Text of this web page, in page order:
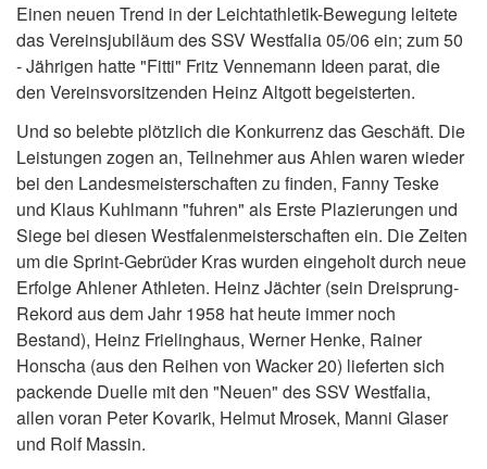
Einen neuen Trend in der Leichtathletik-Bewegung leitete
das Vereinsjubiläum des SSV Westfalia 05/06 ein; zum 50
- Jährigen hatte "Fitti" Fritz Vennemann Ideen parat, die
den Vereinsvorsitzenden Heinz Altgott begeisterten.
Und so belebte plötzlich die Konkurrenz das Geschäft. Die
Leistungen zogen an, Teilnehmer aus Ahlen waren wieder
bei den Landesmeisterschaften zu finden, Fanny Teske
und Klaus Kuhlmann "fuhren" als Erste Plazierungen und
Siege bei diesen Westfalenmeisterschaften ein. Die Zeiten
um die Sprint-Gebrüder Kras wurden eingeholt durch neue
Erfolge Ahlener Athleten. Heinz Jächter (sein Dreisprung-
Rekord aus dem Jahr 1958 hat heute immer noch
Bestand), Heinz Frielinghaus, Werner Henke, Rainer
Honscha (aus den Reihen von Wacker 20) lieferten sich
packende Duelle mit den "Neuen" des SSV Westfalia,
allen voran Peter Kovarik, Helmut Mrosek, Manni Glaser
und Rolf Massin.